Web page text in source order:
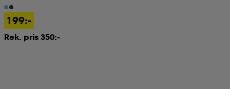
199:-
Rek. pris 350:-